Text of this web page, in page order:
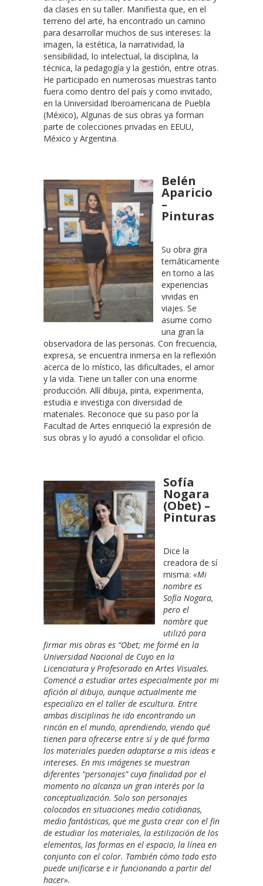
da clases en su taller. Manifiesta que, en el
terreno del arte, ha encontrado un camino
para desarrollar muchos de sus intereses: la
imagen, la estética, la narratividad, la
sensibilidad, lo intelectual, la disciplina, la
técnica, la pedagogía y la gestión, entre otras.
He participado en numerosas muestras tanto
fuera como dentro del país y como invitado,
en la Universidad Iberoamericana de Puebla
(México), Algunas de sus obras ya forman
parte de colecciones privadas en EEUU,
México y Argentina.
Belén
Aparicio
–
Pinturas
Su obra gira
temáticamente
en torno a las
experiencias
vividas en
viajes. Se
asume como
una gran la
observadora de las personas. Con frecuencia,
expresa, se encuentra inmersa en la reflexión
acerca de lo místico, las dificultades, el amor
y la vida. Tiene un taller con una enorme
producción. Allí dibuja, pinta, experimenta,
estudia e investiga con diversidad de
materiales. Reconoce que su paso por la
Facultad de Artes enriqueció la expresión de
sus obras y lo ayudó a consolidar el oficio.
Sofía
Nogara
(Obet) –
Pinturas
Dice la
creadora de sí
misma: «Mi
nombre es
Sofía Nogara,
pero el
nombre que
utilizó para
firmar mis obras es “Obet; me formé en la
Universidad Nacional de Cuyo en la
Licenciatura y Profesorado en Artes Visuales.
Comencé a estudiar artes especialmente por mi
afición al dibujo, aunque actualmente me
especializo en el taller de escultura. Entre
ambas disciplinas he ido encontrando un
rincón en el mundo, aprendiendo, viendo qué
tienen para ofrecerse entre sí y de qué forma
los materiales pueden adaptarse a mis ideas e
intereses. En mis imágenes se muestran
diferentes “personajes” cuya finalidad por el
momento no alcanza un gran interés por la
conceptualización. Solo son personajes
colocados en situaciones medio cotidianas,
medio fantásticas, que me gusta crear con el fin
de estudiar los materiales, la estilización de los
elementos, las formas en el espacio, la línea en
conjunto con el color. También cómo todo esto
puede unificarse e ir funcionando a partir del
hacer».